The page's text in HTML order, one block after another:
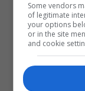
Arsenal
Sandro Tonali
Some vendors
of legitimate
your options
or in the site
and cookie